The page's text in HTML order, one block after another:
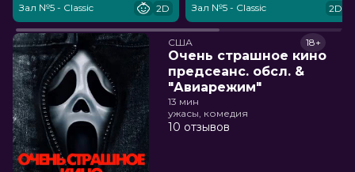
Зал №5 - Classic 2D Зал №5 - Classic 2D
США
Очень страшное кино
предсеанс. обсл. &
"Авиарежим"
18+
13 мин
ужасы, комедия
10 отзывов